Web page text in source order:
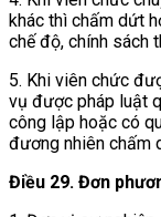
khác thì chấm dứt
chế độ, chính sách
5. Khi viên chức
vụ được pháp luật
công lập hoặc có
đương nhiên chấm
Điều 29. Đơn